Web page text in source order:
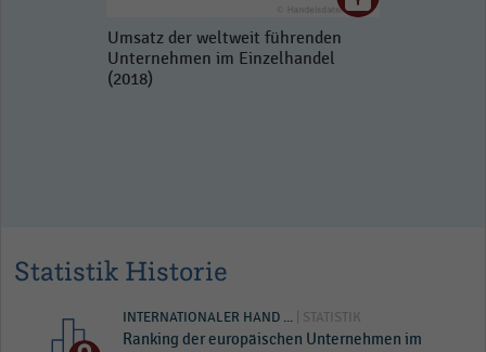
Umsatz der weltweit führenden
Unternehmen im Einzelhandel
(2018)
Statistik Historie
INTERNATIONALER HAND ... | STATISTIK
Ranking der europäischen Unternehmen im